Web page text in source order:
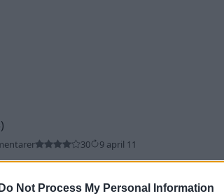
Do Not Process My Personal Information
30 9 april 11